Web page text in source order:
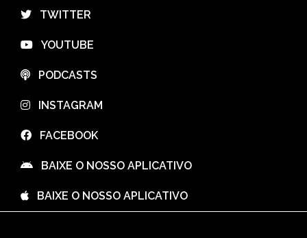
⠀TWITTER
⠀YOUTUBE
⠀PODCASTS
⠀INSTAGRAM
⠀FACEBOOK
⠀BAIXE O NOSSO APLICATIVO
⠀BAIXE O NOSSO APLICATIVO